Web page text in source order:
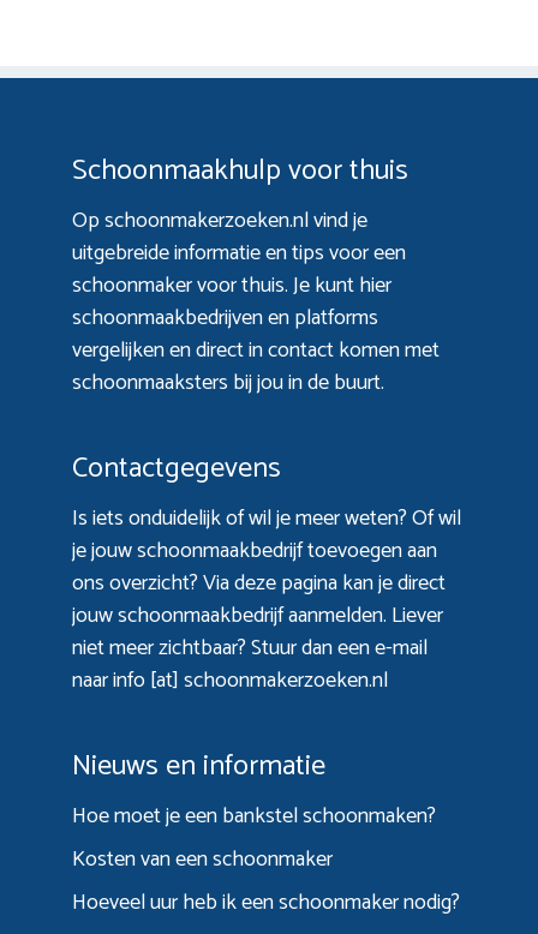
Schoonmaakhulp voor thuis
Op schoonmakerzoeken.nl vind je
uitgebreide informatie en tips voor een
schoonmaker voor thuis. Je kunt hier
schoonmaakbedrijven en platforms
vergelijken en direct in contact komen met
schoonmaaksters bij jou in de buurt.
Contactgegevens
Is iets onduidelijk of wil je meer weten? Of wil
je jouw schoonmaakbedrijf toevoegen aan
ons overzicht? Viadeze paginakan je direct
jouw schoonmaakbedrijf aanmelden. Liever
niet meer zichtbaar? Stuur dan een e-mail
naar info [at] schoonmakerzoeken.nl
Nieuws en informatie
Hoe moet je een bankstel schoonmaken?
Kosten van een schoonmaker
Hoeveel uur heb ik een schoonmaker nodig?